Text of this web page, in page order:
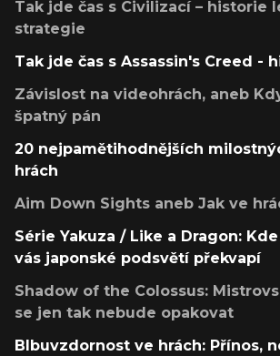
Tak jde čas s Civilizací – historie
strategie
Tak jde čas s Assassin's Creed -
Závislost na videohrách, aneb
špatný pán
20 nejpamětihodnějších
hrách
Aim Down Sights aneb Jak ve
Série Yakuza / Like a Dragon:
vás japonské podsvětí překvapí
Shadow of the Colossus:
se jen tak nebude opakovat
Blbuvzdornost ve hrách: Přínos,